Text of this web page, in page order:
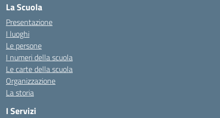
La Scuola
Presentazione
I luoghi
Le persone
I numeri della scuola
Le carte della scuola
Organizzazione
La storia
I Servizi